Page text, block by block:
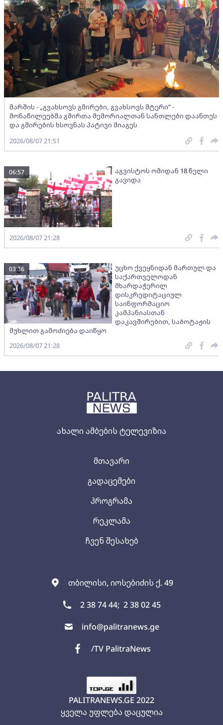
ახალი ამბების ტელევიზია
თბილისი, იოსებიძის ქ. 49
2 38 74 44; 2 38 02 45
info@palitranews.ge
/TV PalitraNews
მთავარი
გადაცემები
პროგრამა
რეკლამა
ჩვენ შესახებ
PALITRANEWS.GE 2022
ყველა უფლება დაცულია
მარშის - „გვახსოვს გმირები, გვახსოვს მტერი” -
მონაწილეებმა გმირთა მემორიალთან სანთლები დაანთეს
და გმირების ხსოვნას პატივი მიაგეს
2026/08/07 21:51
აგვისტოს ომიდან 18 წელი
გავიდა
06:57
2026/08/07 21:28
უცხო ქვეყნიდან მართულ და
საქართველოდან
მხარდაჭერილ
დისკრედიტაციულ
საინფორმაციო
კამპანიასთან
დაკავშირებით, საბოტაჟის
მუხლით გამოძიება დაიწყო
03:36
2026/08/07 21:28